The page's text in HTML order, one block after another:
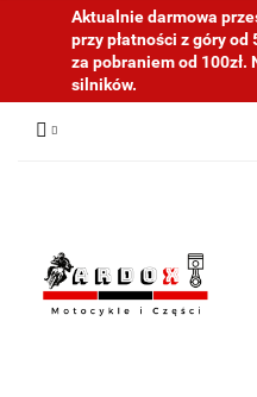
Aktualnie darmowa
przy płatności z góry od
za pobraniem od 100zł.
silników.